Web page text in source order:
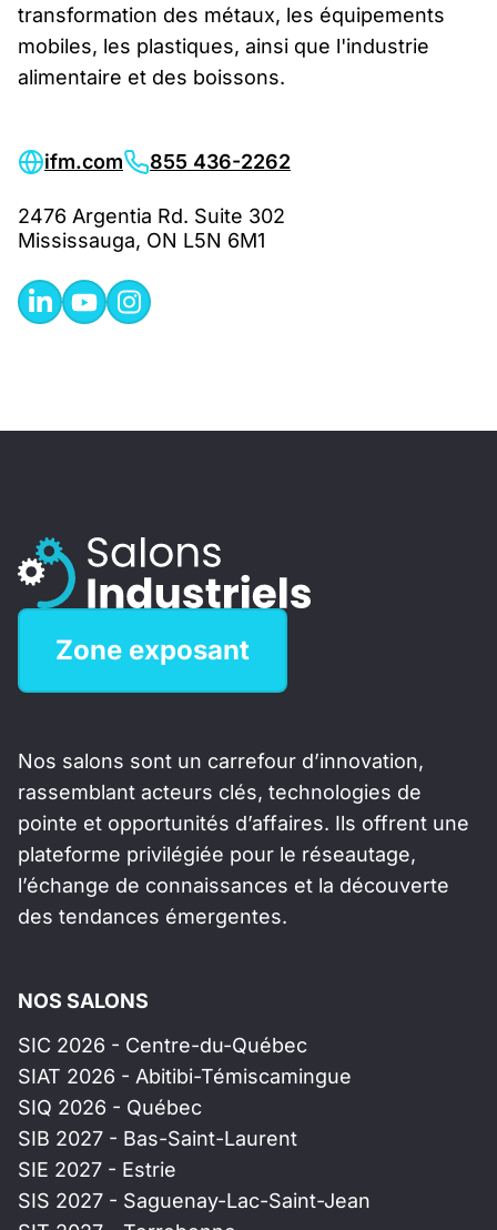
transformation des métaux, les équipements
mobiles, les plastiques, ainsi que l'industrie
alimentaire et des boissons.
ifm.com 855 436-2262
2476 Argentia Rd. Suite 302
Mississauga, ON L5N 6M1
Zone exposant
Nos salons sont un carrefour d’innovation,
rassemblant acteurs clés, technologies de
pointe et opportunités d’affaires. Ils offrent une
plateforme privilégiée pour le réseautage,
l’échange de connaissances et la découverte
des tendances émergentes.
NOS SALONS
SIC 2026 - Centre-du-Québec
SIAT 2026 - Abitibi-Témiscamingue
SIQ 2026 - Québec
SIB 2027 - Bas-Saint-Laurent
SIE 2027 - Estrie
SIS 2027 - Saguenay-Lac-Saint-Jean